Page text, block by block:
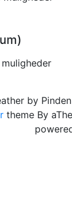
by Pinden
theme By